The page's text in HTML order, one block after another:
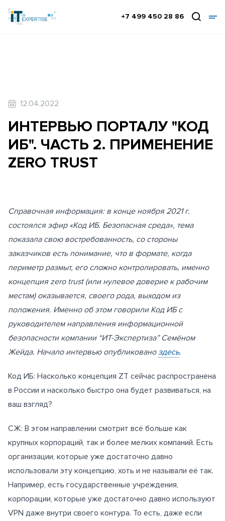
+7 499 450 28 86
12.04.2022
ИНТЕРВЬЮ ПОРТАЛУ "КОД
ИБ". ЧАСТЬ 2. ПРИМЕНЕНИЕ
ZERO TRUST
Справочная информация: в конце ноября 2021 г.
состоялся эфир «Код ИБ. Безопасная среда», тема
показала свою востребованность, со стороны
заказчиков есть понимание, что в формате, когда
периметр размыт, его сложно контролировать, именно
концепция zero trust (или нулевое доверие к рабочим
местам) оказывается, своего рода, выходом из
положения. Именно об этом говорили Код ИБ с
руководителем направления информационной
безопасности компании “ИТ-Экспертиза” Семёном
Жейда. Начало интервью опубликовано здесь.
Код ИБ: Насколько концепция ZT сейчас распространена
в России и насколько быстро она будет развиваться, на
ваш взгляд?
СЖ: В этом направлении смотрит всё больше как
крупных корпораций, так и более мелких компаний. Есть
организации, которые уже достаточно давно
использовали эту концепцию, хоть и не называли её так.
Например, есть государственные учреждения,
корпорации, которые уже достаточно давно используют
VPN даже внутри своего контура. То есть, даже если